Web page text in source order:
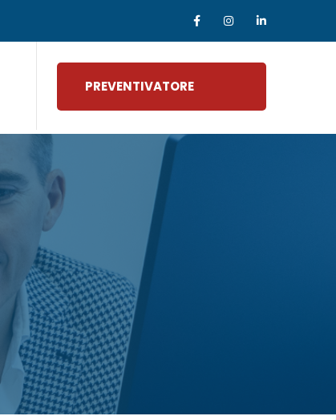
PREVENTIVATORE